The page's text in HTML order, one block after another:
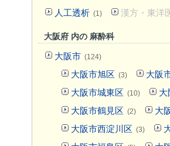
人工透析 (1) 漢方・東洋
大阪府 内の 麻酔科
大阪市 (124)
大阪市旭区 (3) 大阪
大阪市城東区 (10) 大
大阪市鶴見区 (2) 大
大阪市西淀川区 (3)